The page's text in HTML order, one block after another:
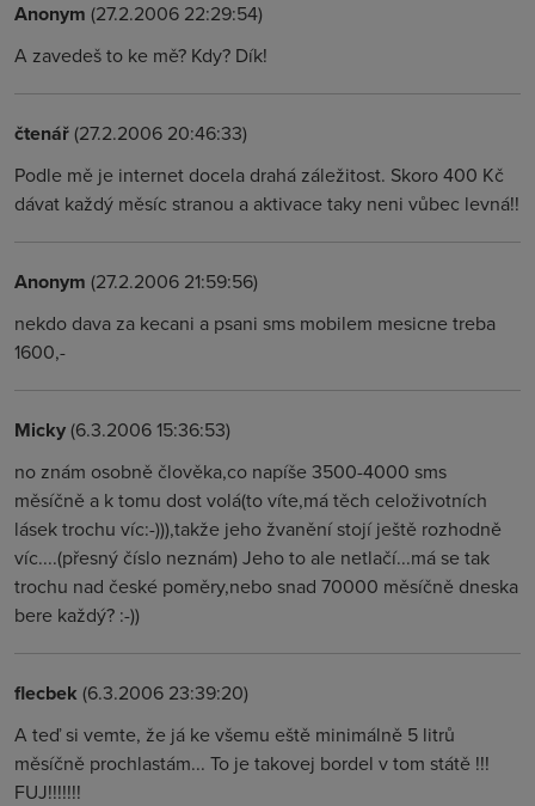
Anonym (27.2.2006 22:29:54)
A zavedeš to ke mě? Kdy? Dík!
čtenář(27.2.2006 20:46:33)
Podle mě je internet docela drahá záležitost. Skoro 400 Kč
dávat každý měsíc stranou a aktivace taky neni vůbec levná!!
Anonym (27.2.2006 21:59:56)
nekdo dava za kecani a psani sms mobilem mesicne treba
1600,-
Micky(6.3.2006 15:36:53)
no znám osobně člověka,co napíše 3500-4000 sms
měsíčně a k tomu dost volá(to víte,má těch celoživotních
lásek trochu víc:-))),takže jeho žvanění stojí ještě rozhodně
víc....(přesný číslo neznám) Jeho to ale netlačí...má se tak
trochu nad české poměry,nebo snad 70000 měsíčně dneska
bere každý? :-))
flecbek (6.3.2006 23:39:20)
A teď si vemte, že já ke všemu eště minimálně 5 litrů
měsíčně prochlastám... To je takovej bordel v tom státě !!!
FUJ!!!!!!!